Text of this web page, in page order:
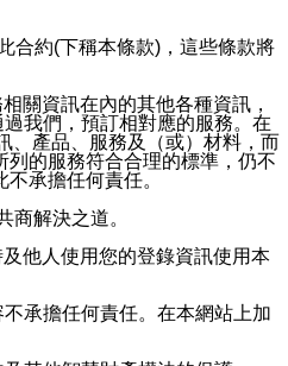
法、說明或功能連結，隨時
合約(下稱本條款)，這些條款將
關資訊在內的其他各種資訊，
我們，預訂相對應的服務。在
、產品、服務及（或）材料，而
列的服務符合合理的標準，仍不
承擔任何責任。
解決之道。
他人使用您的登錄資訊使用本
承擔任何責任。在本網站上加